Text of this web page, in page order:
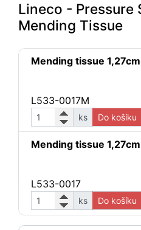
Lineco - Pressure
Mending Tissue
Mending tissue
L533-0017M
ks Do košíku
Mending tissue
L533-0017
ks Do košíku